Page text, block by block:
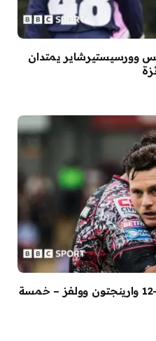
وورسيستيرشاير يمتدان
الدوري الممتاز: لي ليوباردز 28-12 وارينجتون وولفز – خمسة